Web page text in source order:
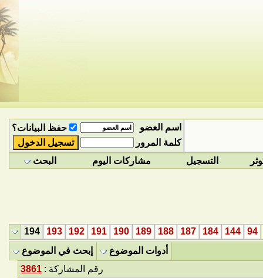
اسم العضو
حفظ البيانات؟
كلمة المرور
التسجيل مشاركات اليوم البحث
94
144
184
187
188
189
190
191
192
193
194
أدوات الموضوع
إبحث في الموضوع
رقم المشاركة : 3861